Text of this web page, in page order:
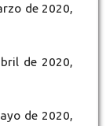
de 2020,
de 2020,
de 2020,